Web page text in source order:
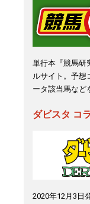
単行本『競馬研
ルサイト。予想
ータ該当馬など
ダビスタ コ
2020年12月3日